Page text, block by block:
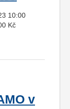
10:00
Kč
v